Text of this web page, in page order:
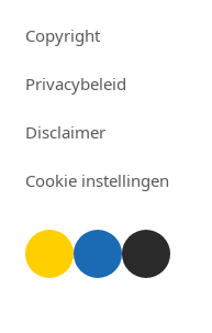
Copyright
Privacybeleid
Disclaimer
Cookie instellingen